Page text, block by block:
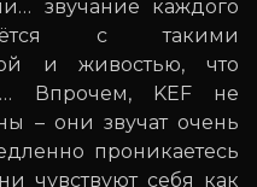
звучание каждого
с такими
и живостью, что
Впрочем, KEF не
– они звучат очень
проникаетесь
чувствуют себя как